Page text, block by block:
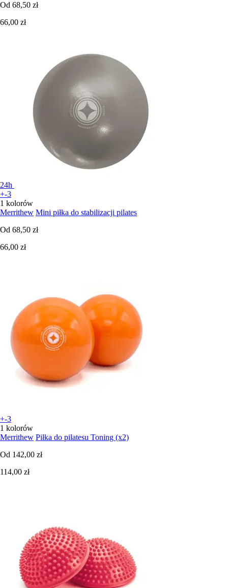
Od 68,50 zł
66,00 zł
24h
+-3
1 kolorów
Merrithew Mini piłka do stabilizacji pilates
Od 68,50 zł
66,00 zł
+-3
1 kolorów
Merrithew Piłka do pilatesu Toning (x2)
Od 142,00 zł
114,00 zł